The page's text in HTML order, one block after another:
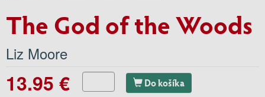
The God of the Woods
Liz Moore
13.95 € Do košíka